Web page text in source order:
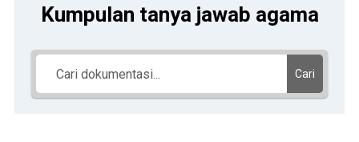
Kumpulan tanya jawab agama
Cari